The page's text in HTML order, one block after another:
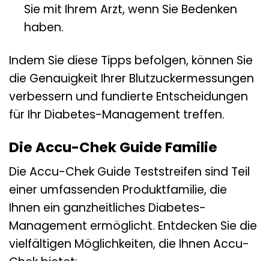
Sie mit Ihrem Arzt, wenn Sie Bedenken
haben.
Indem Sie diese Tipps befolgen, können Sie
die Genauigkeit Ihrer Blutzuckermessungen
verbessern und fundierte Entscheidungen
für Ihr Diabetes-Management treffen.
Die Accu-Chek Guide Familie
Die Accu-Chek Guide Teststreifen sind Teil
einer umfassenden Produktfamilie, die
Ihnen ein ganzheitliches Diabetes-
Management ermöglicht. Entdecken Sie die
vielfältigen Möglichkeiten, die Ihnen Accu-